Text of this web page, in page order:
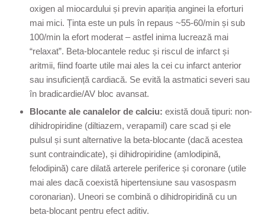
oxigen al miocardului și previn apariția anginei la eforturi
mai mici. Ținta este un puls în repaus ~55-60/min și sub
100/min la efort moderat – astfel inima lucrează mai
“relaxat”. Beta-blocantele reduc și riscul de infarct și
aritmii, fiind foarte utile mai ales la cei cu infarct anterior
sau insuficiență cardiacă. Se evită la astmatici severi sau
în bradicardie/AV bloc avansat.
Blocante ale canalelor de calciu: există două tipuri: non-
dihidropiridine (diltiazem, verapamil) care scad și ele
pulsul și sunt alternative la beta-blocante (dacă acestea
sunt contraindicate), și dihidropiridine (amlodipină,
felodipină) care dilată arterele periferice și coronare (utile
mai ales dacă coexistă hipertensiune sau vasospasm
coronarian). Uneori se combină o dihidropiridină cu un
beta-blocant pentru efect aditiv.